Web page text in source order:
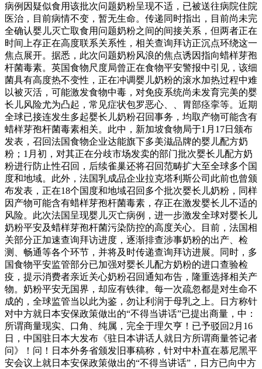
病例因疑似食用该批次问题奶粉呈现不适，已被送往病院住院
医治，目前病情不变，暂无生命。传递同时指出，目前尚未完
全确认婴儿灭亡取食用问题奶粉之间的间接关系，但两者正在
时间上存正在高度联系关系性，相关查询拜访正沉点环绕这一
焦点展开。据悉，此次问题奶粉风浪的焦点诱因指向蜡样芽孢
杆菌毒素。英国食物尺度局曾正在食物平安警报中引见，该细
菌具有高度热不变性，正在冲调婴儿奶粉的滚水加热过程中难
以被灭活，可能激发食物中毒，对免疫系统尚未发育完美的婴
长儿风险尤为凸起，常见症状包罗恶心、、胃部痉挛等。近期
全球已接连发生多起婴长儿奶粉召回事务，均取产物可能含有
蜡样芽孢杆菌毒素相关。此中，新加坡食物局于1月17日颁布
发表，召回法国食物企业达能旗下多美滋品牌的婴儿配方奶
粉；1月初，对其正在分歧市场发卖的部门批次婴长儿配方奶
粉进行防止性召回，后续雀巢还将召回范畴扩大至全球多个国
度和地域。此外，法国乳成品企业拉克塔利斯公司此前也曾颁
布发表，正在18个国度和地域召回多个批次婴长儿奶粉，同样
因产物可能含有蜡样芽孢杆菌毒素，存正在激发婴长儿不适的
风险。此次法国呈现婴儿灭亡病例，进一步激发全球对婴长儿
奶粉平安及蜡样芽孢杆菌污染防控的高度关心。目前，法国相
关部分正加速查询拜访进度，逐渐排查涉事奶粉的出产、检
测、畅通等各个环节，并将及时传递查询拜访进展。同时，多
国食物平安监管部分已加强对婴长儿配方奶粉的进口查验检
疫，提示消费者亲近关心奶粉召回通知布告，隆重选择相关产
物。奶粉平安无国界，却应有铁律。每一次疏忽都是对生命不
成的，全球监管当以此为鉴，勿让利润于母乳之上。日方称针
对中方就日本安保政策做出的“不得当讲话”已提出商量，中：
所谓商量现实、口角、纯属，完全于理欠亨！已予驳回2月16
日，中国驻日本大发布《驻日本讲话人就日方所谓商量答记者
问》！问！日本外务省颁发旧事稿称，针对中朴直在慕尼黑平
安会议上就日本安保政策做出的“不得当讲话”，日方已向中方